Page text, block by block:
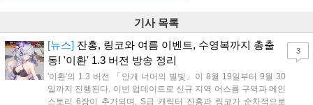
기사 목록
[뉴스] 잔홍, 링코와 여름 이벤트, 수영복까지 총출
동! '이환' 1.3 버전 방송 정리
'이환'의 1.3 버전 「안개 너머의 별빛」이 8월 19일부터 9월 30
일까지 진행된다. 이번 업데이트로 신규 지역 어스름 구역과 메인
스토리 6장이 추가되며, S급 캐릭터 잔홍과 링코가 순차적으로
3